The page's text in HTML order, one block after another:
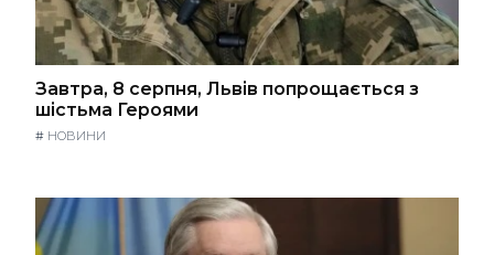
Завтра, 8 серпня, Львів попрощається з
шістьма Героями
# НОВИНИ